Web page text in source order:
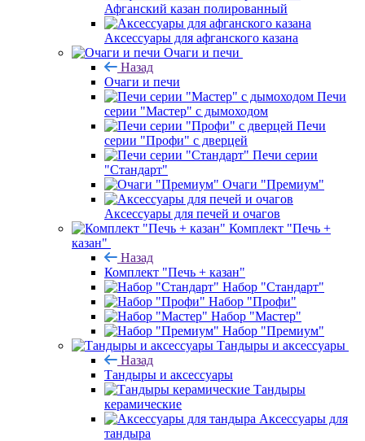
Афганский казан полированный
Аксессуары для афганского казана
Очаги и печи
Назад
Очаги и печи
Печи
серии "Мастер" с дымоходом
Печи
серии "Профи" с дверцей
Печи серии
"Стандарт"
Очаги "Премиум"
Аксессуары для печей и очагов
Комплект "Печь +
казан"
Назад
Комплект "Печь + казан"
Набор "Стандарт"
Набор "Профи"
Набор "Мастер"
Набор "Премиум"
Тандыры и аксессуары
Назад
Тандыры и аксессуары
Тандыры
керамические
Аксессуары для
тандыра